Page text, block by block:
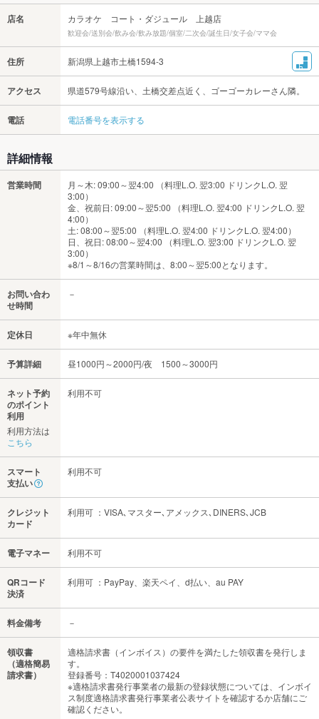
店名 カラオケ コート・ダジュール 上越店
歓迎会/送別会/飲み会/飲み放題/個室/二次会/誕生日/女子会/ママ会
住所 新潟県上越市土橋1594-3
アクセス 県道579号線沿い、土橋交差点近く、ゴーゴーカレーさん隣。
電話 電話番号を表示する
詳細情報
営業時間
月～木: 09:00～翌4:00 （料理L.O. 翌3:00 ドリンクL.O. 翌
3:00）
金、祝前日: 09:00～翌5:00 （料理L.O. 翌4:00 ドリンクL.O. 翌
4:00）
土: 08:00～翌5:00 （料理L.O. 翌4:00 ドリンクL.O. 翌4:00）
日、祝日: 08:00～翌4:00 （料理L.O. 翌3:00 ドリンクL.O. 翌
3:00）
※8/1～8/16の営業時間は、8:00～翌5:00となります。
お問い合わ
せ時間
－
定休日 ※年中無休
予算詳細 昼1000円～2000円/夜 1500～3000円
ネット予約
のポイント
利用
利用方法は
こちら
利用不可
スマート
支払い
利用不可
クレジット
カード
利用可 ：VISA､マスター､アメックス､DINERS､JCB
電子マネー 利用不可
QRコード
決済
利用可 ：PayPay、楽天ペイ、d払い、au PAY
料金備考 －
領収書
（適格簡易
請求書）
適格請求書（インボイス）の要件を満たした領収書を発行しま
す。
登録番号：T4020001037424
※適格請求書発行事業者の最新の登録状態については、インボイ
ス制度適格請求書発行事業者公表サイトを確認するか店舗にご
確認ください。